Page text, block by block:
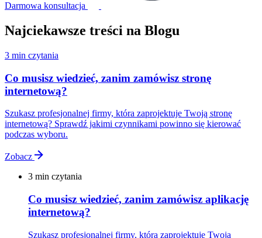
Darmowa konsultacja
Najciekawsze treści na Blogu
3 min czytania
Co musisz wiedzieć, zanim zamówisz stronę
internetową?
Szukasz profesjonalnej firmy, która zaprojektuje Twoją stronę
internetową? Sprawdź jakimi czynnikami powinno się kierować
podczas wyboru.
Zobacz
3 min czytania
Co musisz wiedzieć, zanim zamówisz aplikację
internetową?
Szukasz profesjonalnej firmy, która zaprojektuje Twoją